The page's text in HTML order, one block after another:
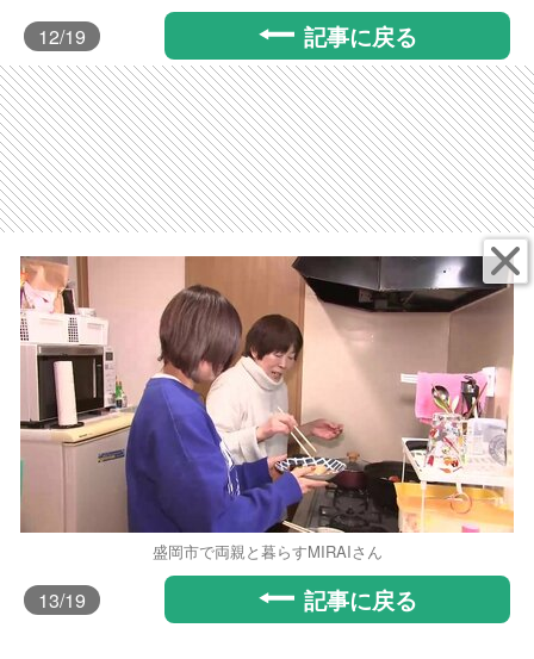
12/19 記事に戻る
盛岡市で両親と暮らすMIRAIさん
13/19 記事に戻る